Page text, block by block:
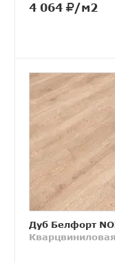
4 064 /м2
Дуб Белфорт